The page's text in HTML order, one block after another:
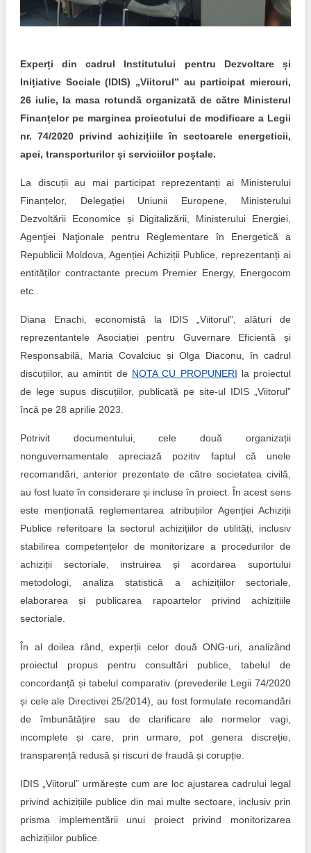
Aplică la BUNELE PRACTICI
Transparența întreprinderilor de stat
Cele mai bune și cele mai proaste politici locale din
Moldova
publice-cheie din Moldova
Achiziții publice
Achizițiile publice în vizorul societății civile
Experți din cadrul Institutului pentru Dezvoltare și
Inițiative Sociale (IDIS) „Viitorul” au participat miercuri,
26 iulie, la masa rotundă organizată de către Ministerul
Finanțelor pe marginea proiectului de modificare a Legii
nr. 74/2020 privind achizițiile în sectoarele energeticii,
apei, transporturilor și serviciilor poștale.
La discuții au mai participat reprezentanți ai Ministerului
Finanțelor, Delegației Uniunii Europene, Ministerului
Dezvoltării Economice și Digitalizării, Ministerului Energiei,
Agenţiei Naţionale pentru Reglementare în Energetică a
Republicii Moldova, Agenției Achiziții Publice, reprezentanți ai
entităților contractante precum Premier Energy, Energocom
etc..
Diana Enachi, economistă la IDIS „Viitorul”, alături de
reprezentantele Asociației pentru Guvernare Eficientă și
Responsabilă, Maria Covalciuc și Olga Diaconu, în cadrul
discuțiilor, au amintit de NOTA CU PROPUNERI la proiectul
de lege supus discuțiilor, publicată pe site-ul IDIS „Viitorul”
încă pe 28 aprilie 2023.
Potrivit documentului, cele două organizații
nonguvernamentale apreciază pozitiv faptul că unele
recomandări, anterior prezentate de către societatea civilă,
au fost luate în considerare și incluse în proiect. În acest sens
este menționată reglementarea atribuțiilor Agenției Achiziții
Publice referitoare la sectorul achizițiilor de utilități, inclusiv
stabilirea competențelor de monitorizare a procedurilor de
achiziții sectoriale, instruirea și acordarea suportului
metodologi, analiza statistică a achizițiilor sectoriale,
elaborarea și publicarea rapoartelor privind achizițiile
sectoriale.
În al doilea rând, experții celor două ONG-uri, analizând
proiectul propus pentru consultări publice, tabelul de
concordanță și tabelul comparativ (prevederile Legii 74/2020
și cele ale Directivei 25/2014), au fost formulate recomandări
de îmbunătățire sau de clarificare ale normelor vagi,
incomplete și care, prin urmare, pot genera discreție,
transparență redusă și riscuri de fraudă și corupție.
IDIS „Viitorul” urmărește cum are loc ajustarea cadrului legal
privind achizițiile publice din mai multe sectoare, inclusiv prin
prisma implementării unui proiect privind monitorizarea
achizițiilor publice.